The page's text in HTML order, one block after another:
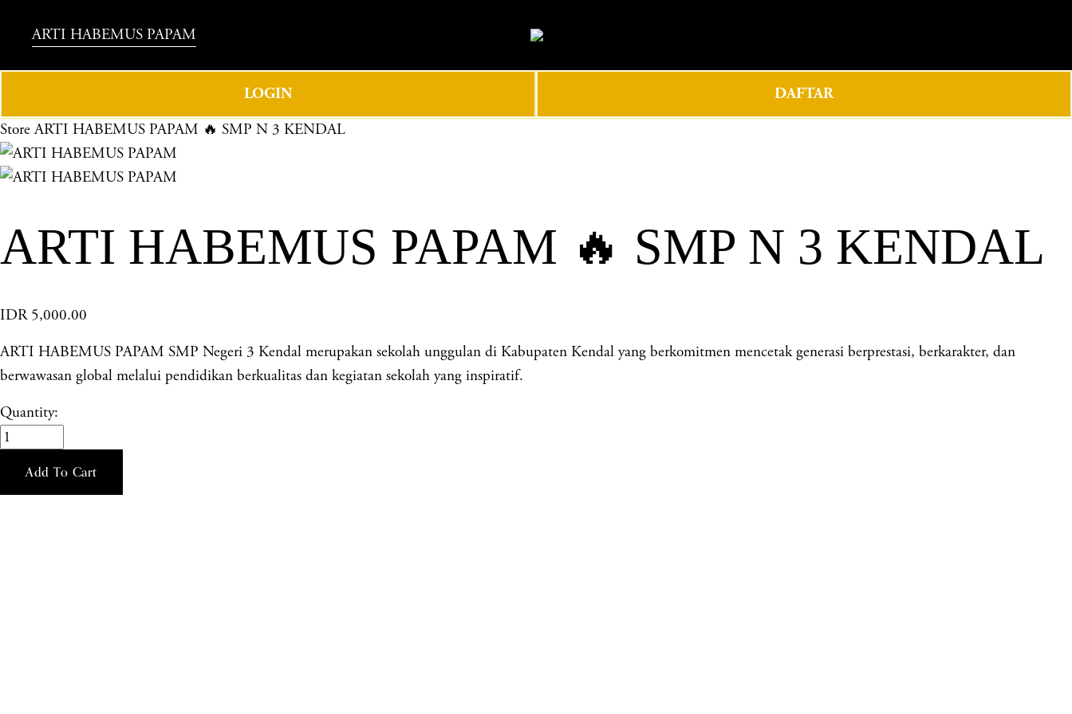
ARTI HABEMUS PAPAM
LOGIN DAFTAR
Store ARTI HABEMUS PAPAM 🔥 SMP N 3 KENDAL
ARTI HABEMUS PAPAM 🔥 SMP N 3 KENDAL
IDR 5,000.00
ARTI HABEMUS PAPAM SMP Negeri 3 Kendal merupakan sekolah unggulan di Kabupaten Kendal yang berkomitmen mencetak generasi berprestasi, berkarakter, dan
berwawasan global melalui pendidikan berkualitas dan kegiatan sekolah yang inspiratif.
Quantity:
Add To Cart